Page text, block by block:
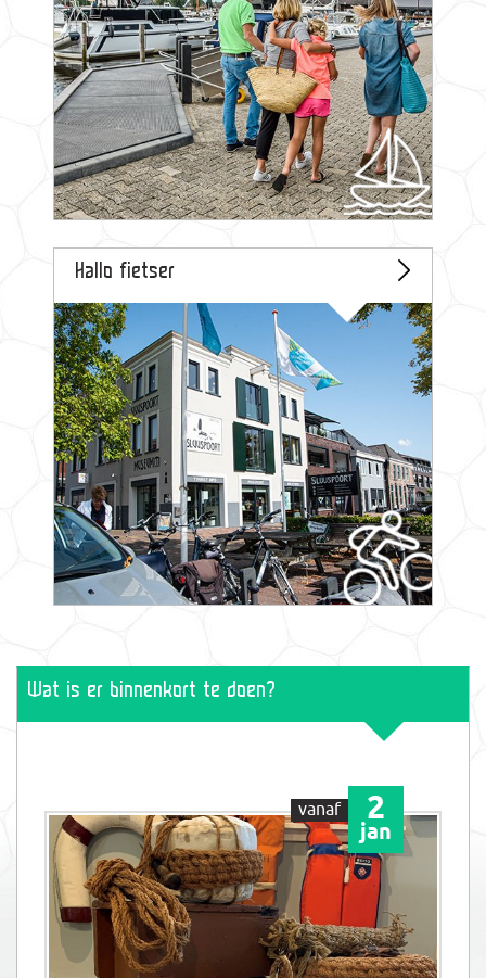
Hallo fietser
Wat is er binnenkort te doen?
vanaf 2
jan